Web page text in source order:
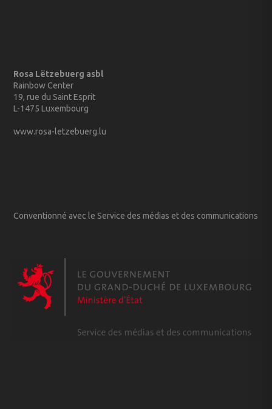
Rosa Lëtzebuerg asbl
Rainbow Center
19, rue du Saint Esprit
L-1475 Luxembourg
www.rosa-letzebuerg.lu
Conventionné avec le Service des médias et des communications